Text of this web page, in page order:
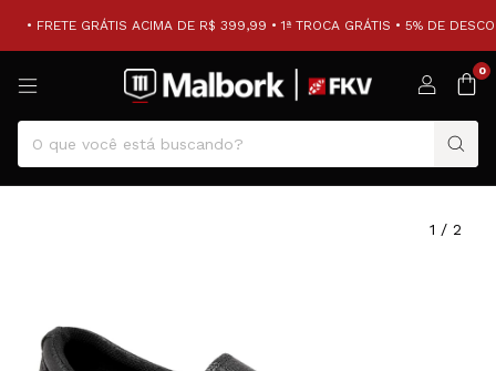
• FRETE GRÁTIS ACIMA DE R$ 399,99 • 1ª TROCA GRÁTIS • 5% DE
0
1 / 2